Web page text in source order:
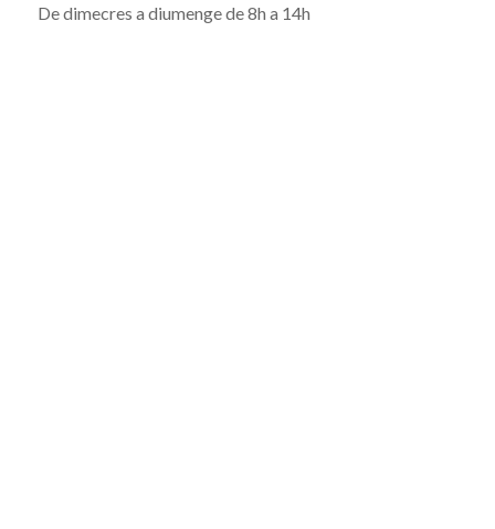
De dimecres a diumenge de 8h a 14h